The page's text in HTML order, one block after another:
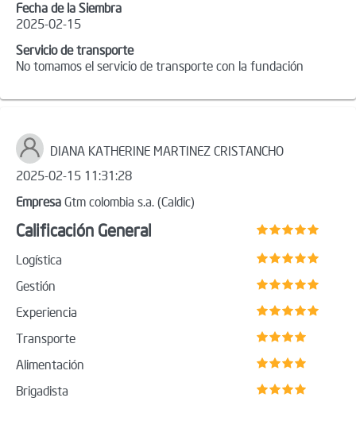
Fecha de la Siembra
2025-02-15
Servicio de transporte
No tomamos el servicio de transporte con la fundación
DIANA KATHERINE MARTINEZ CRISTANCHO
2025-02-15 11:31:28
Empresa Gtm colombia s.a. (Caldic)
Calificación General
Logística
Gestión
Experiencia
Transporte
Alimentación
Brigadista